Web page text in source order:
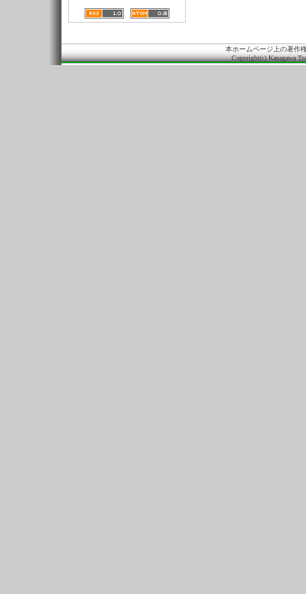
本ホームページ上の著作
Copyright(c) Kanagawa